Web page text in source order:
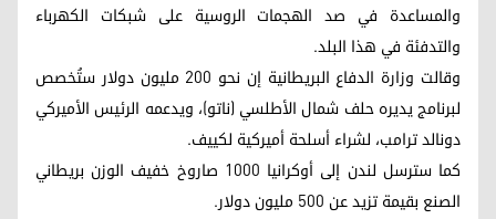
والمساعدة في صد الهجمات الروسية على شبكات الكهرباء
والتدفئة في هذا البلد.
وقالت وزارة الدفاع البريطانية إن نحو 200 مليون دولار ستُخصص
لبرنامج يديره حلف شمال الأطلسي (ناتو)، ويدعمه الرئيس الأميركي
دونالد ترامب، لشراء أسلحة أميركية لكييف.
كما سترسل لندن إلى أوكرانيا 1000 صاروخ خفيف الوزن بريطاني
الصنع بقيمة تزيد عن 500 مليون دولار.